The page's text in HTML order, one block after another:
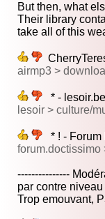
But then, what
Their library
take all of this
airmp3 >
* - lesoir.be
lesoir > culture/
* ! - Forum
forum.doctissimo
---------------
par contre
Trop emouvant,